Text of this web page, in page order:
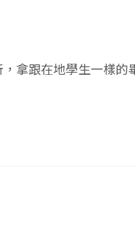
拿跟在地學生一樣的